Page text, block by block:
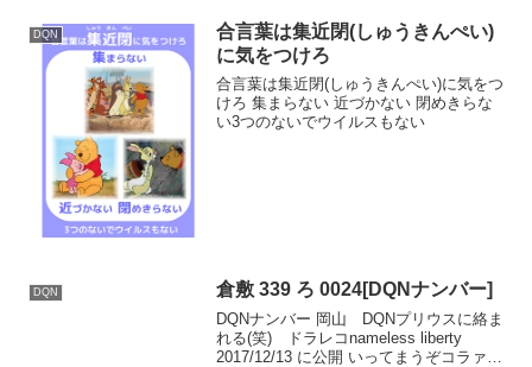
DQN
合言葉は集近閉(しゅうきんぺい)
に気をつけろ
合言葉は集近閉(しゅうきんぺい)に気をつ
けろ 集まらない 近づかない 閉めきらな
い3つのないでウイルスもない
DQN 倉敷 339 ろ 0024[DQNナンバー]
DQNナンバー 岡山 DQNプリウスに絡ま
れる(笑) ドラレコnameless liberty
2017/12/13 に公開 いってまうぞコラァと